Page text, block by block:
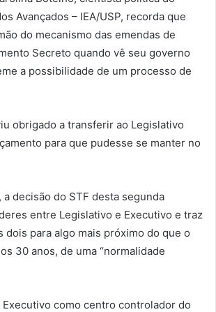
Avançados – IEA/USP, recorda que
do mecanismo das emendas de
Secreto quando vê seu governo
a possibilidade de um processo de
obrigado a transferir ao Legislativo
para que pudesse se manter no
a decisão do STF desta segunda
entre Legislativo e Executivo e traz
dois para algo mais próximo do que o
30 anos, de uma “normalidade
Executivo como centro controlador do